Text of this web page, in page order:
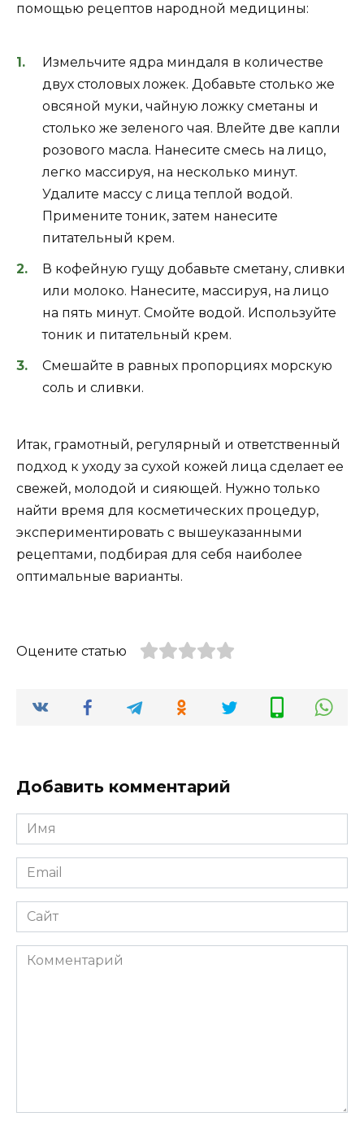
помощью рецептов народной медицины:
Измельчите ядра миндаля в количестве
двух столовых ложек. Добавьте столько же
овсяной муки, чайную ложку сметаны и
столько же зеленого чая. Влейте две капли
розового масла. Нанесите смесь на лицо,
легко массируя, на несколько минут.
Удалите массу с лица теплой водой.
Примените тоник, затем нанесите
питательный крем.
В кофейную гущу добавьте сметану, сливки
или молоко. Нанесите, массируя, на лицо
на пять минут. Смойте водой. Используйте
тоник и питательный крем.
Смешайте в равных пропорциях морскую
соль и сливки.
Итак, грамотный, регулярный и ответственный
подход к уходу за сухой кожей лица сделает ее
свежей, молодой и сияющей. Нужно только
найти время для косметических процедур,
экспериментировать с вышеуказанными
рецептами, подбирая для себя наиболее
оптимальные варианты.
Оцените статью
Добавить комментарий
Имя
*
Email
*
Сайт
Комментарий